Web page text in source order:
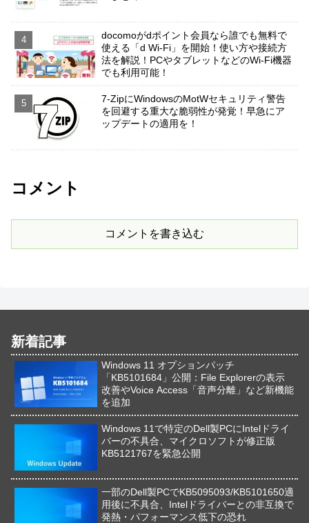
docomoがdポイント会員なら誰でも無料で
使える「d Wi-Fi」を開始！使い方や接続方
法を解説！PCやタブレットなどのWi-Fi機器
でも利用可能！
7-ZipにWindowsのMotWセキュリティ警告
を回避する重大な脆弱性が発覚！早急にア
ップデートの適用を！
コメント
コメントを書き込む
新着記事
Windows 11 オプションパッチ
「KB5101684」公開：File Explorerの表示
改善やVoice Access「音声分離」など新機能
を追加
Windows 11で特定のDell製PCにIntelドライ
バーの不具合、マイクロソフトが修正版
KB5121767を緊急公開
一部のDell製PCでKB5095093/KB5101650適
用後に不具合、Intelドライバーとの非互換で
発熱・パフォーマンス低下の恐れ